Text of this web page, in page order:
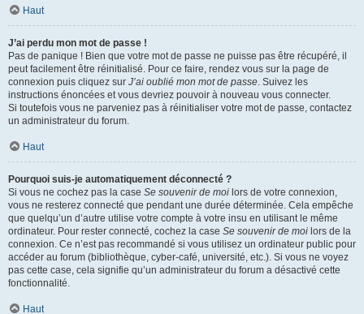
Haut
J’ai perdu mon mot de passe !
Pas de panique ! Bien que votre mot de passe ne puisse pas être récupéré, il
peut facilement être réinitialisé. Pour ce faire, rendez vous sur la page de
connexion puis cliquez sur J’ai oublié mon mot de passe. Suivez les
instructions énoncées et vous devriez pouvoir à nouveau vous connecter.
Si toutefois vous ne parveniez pas à réinitialiser votre mot de passe, contactez
un administrateur du forum.
Haut
Pourquoi suis-je automatiquement déconnecté ?
Si vous ne cochez pas la case Se souvenir de moi lors de votre connexion,
vous ne resterez connecté que pendant une durée déterminée. Cela empêche
que quelqu’un d’autre utilise votre compte à votre insu en utilisant le même
ordinateur. Pour rester connecté, cochez la case Se souvenir de moi lors de la
connexion. Ce n’est pas recommandé si vous utilisez un ordinateur public pour
accéder au forum (bibliothèque, cyber-café, université, etc.). Si vous ne voyez
pas cette case, cela signifie qu’un administrateur du forum a désactivé cette
fonctionnalité.
Haut